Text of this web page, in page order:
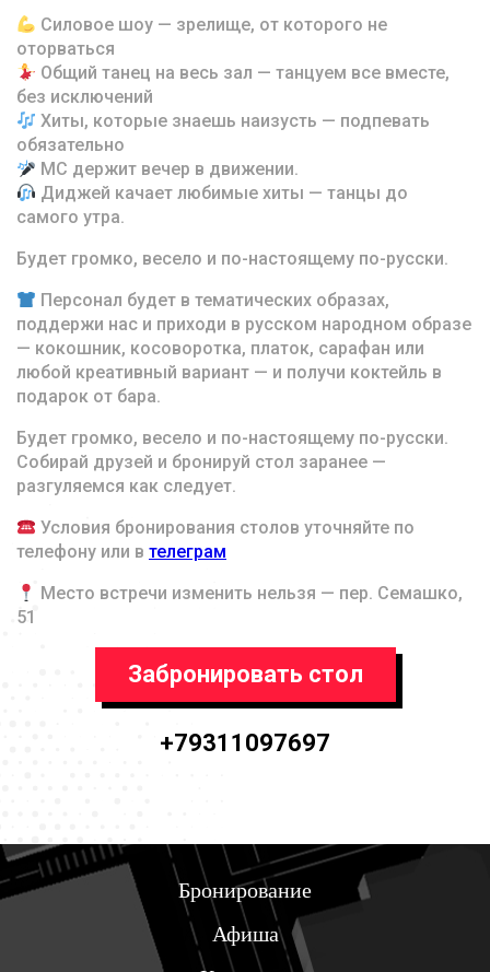
Силовое шоу — зрелище, от которого не
оторваться
Общий танец на весь зал — танцуем все вместе,
без исключений
Хиты, которые знаешь наизусть — подпевать
обязательно
МС держит вечер в движении.
Диджей качает любимые хиты — танцы до
самого утра.
Будет громко, весело и по-настоящему по-русски.
Персонал будет в тематических образах,
поддержи нас и приходи в русском народном образе
— кокошник, косоворотка, платок, сарафан или
любой креативный вариант — и получи коктейль в
подарок от бара.
Будет громко, весело и по-настоящему по-русски.
Собирай друзей и бронируй стол заранее —
разгуляемся как следует.
Условия бронирования столов уточняйте по
телефону или в телеграм
Место встречи изменить нельзя — пер. Семашко,
51
Забронировать стол
+79311097697
Бронирование
Афиша